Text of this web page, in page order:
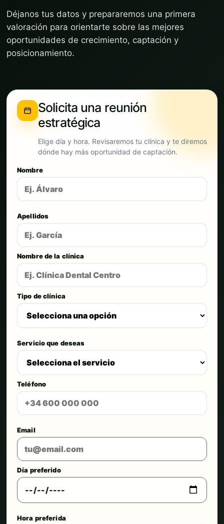
Déjanos tus datos y prepararemos una primera
valoración para orientarte sobre las mejores
oportunidades de crecimiento, captación y
posicionamiento.
Solicita una reunión
estratégica
Elige día y hora. Revisaremos tu clínica y te diremos
dónde hay más oportunidad de captación.
Nombre
Apellidos
Nombre de la clínica
Tipo de clínica
Servicio que deseas
Teléfono
Email
Día preferido
Hora preferida